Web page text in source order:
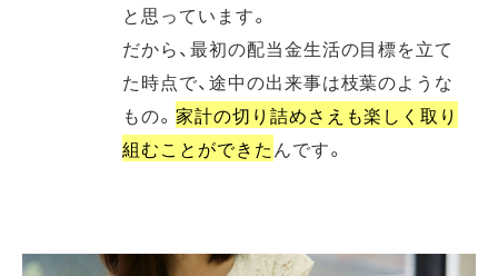
と思っています。
だから、最初の配当金生活の目標を立て
た時点で、途中の出来事は枝葉のような
もの。 家計の切り詰めさえも楽しく取り
組むことができたんです。